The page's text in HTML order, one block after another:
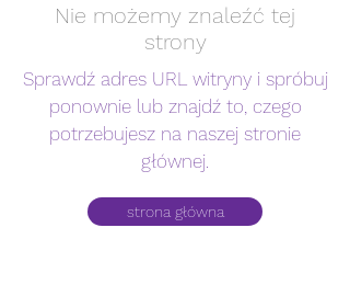
Nie możemy znaleźć tej
strony
Sprawdź adres URL witryny i spróbuj
ponownie lub znajdź to, czego
potrzebujesz na naszej stronie
głównej.
strona główna